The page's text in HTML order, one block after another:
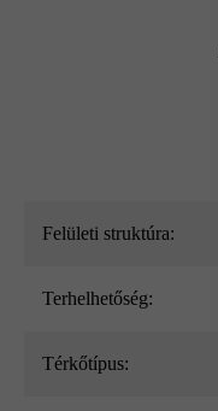
Felületi struktúra:
Terhelhetőség:
Térkőtípus: